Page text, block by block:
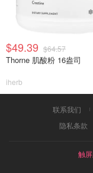
$49.39 $64.57
Thorne 肌酸粉 16盎司
iherb
联系我们
隐私条款
触